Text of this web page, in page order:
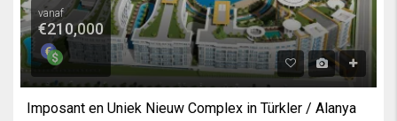
vanaf
€210,000
Imposant en Uniek Nieuw Complex in Türkler / Alanya